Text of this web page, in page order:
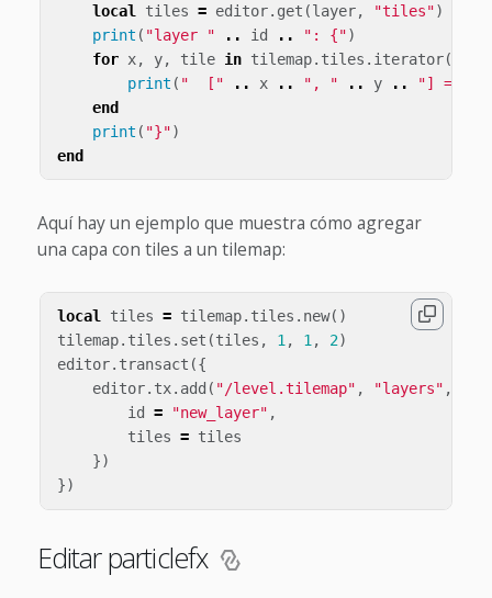
local
tiles = editor. get (layer, "tiles")
print ( "layer " .. id .. ": {")
for x, y, tile in tilemap. tiles . iterator(
print ( "  [" .. x .. ", " .. y .. "] = "
end
print ( "}")
end
Aquí hay un ejemplo que muestra cómo agregar
una capa con tiles a un tilemap:
local tiles = tilemap. tiles . new()
tilemap. tiles . set (tiles , 1, 1, 2)
editor. transact ({
editor. tx. add ( "/level.tilemap" , "layers" ,
id
= "new_layer" ,
tiles = tiles
})
})
Editar particlefx